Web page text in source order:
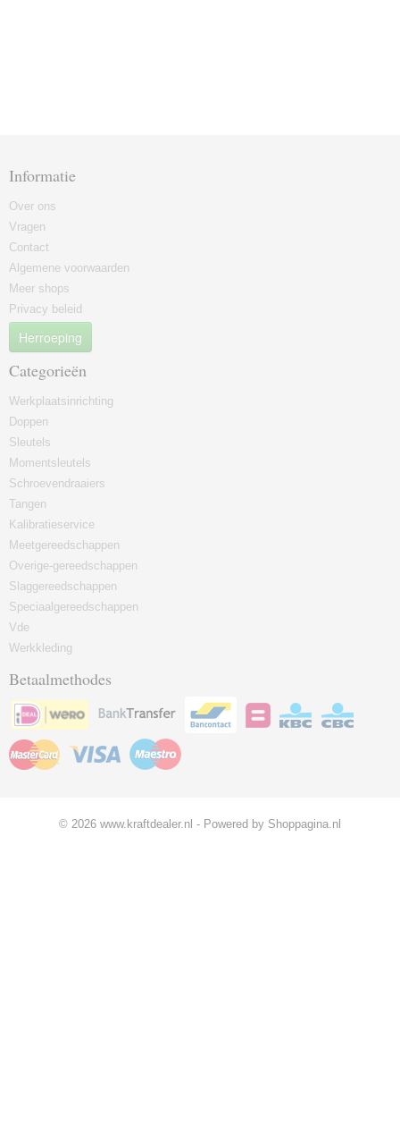
Informatie
Over ons
Vragen
Contact
Algemene voorwaarden
Meer shops
Privacy beleid
Herroeping
Categorieën
Werkplaatsinrichting
Doppen
Sleutels
Momentsleutels
Schroevendraaiers
Tangen
Kalibratieservice
Meetgereedschappen
Overige-gereedschappen
Slaggereedschappen
Speciaalgereedschappen
Vde
Werkkleding
Betaalmethodes
© 2026 www.kraftdealer.nl - Powered by Shoppagina.nl